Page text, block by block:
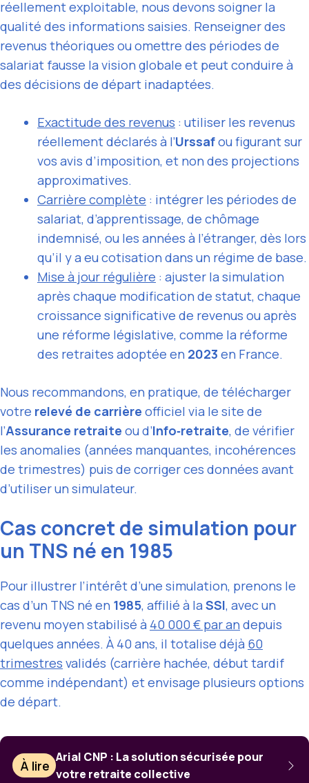
réellement exploitable, nous devons soigner la
qualité des informations saisies. Renseigner des
revenus théoriques ou omettre des périodes de
salariat fausse la vision globale et peut conduire à
des décisions de départ inadaptées.
Exactitude des revenus : utiliser les revenus
réellement déclarés à l’Urssafou figurant sur
vos avis d’imposition, et non des projections
approximatives.
Carrière complète : intégrer les périodes de
salariat, d’apprentissage, de chômage
indemnisé, ou les années à l’étranger, dès lors
qu’il y a eu cotisation dans un régime de base.
Mise à jour régulière : ajuster la simulation
après chaque modification de statut, chaque
croissance significative de revenus ou après
une réforme législative, comme la réforme
des retraites adoptée en 2023 en France.
Nous recommandons, en pratique, de télécharger
votre relevé de carrière officiel via le site de
l’Assurance retraite ou d’Info‑retraite, de vérifier
les anomalies (années manquantes, incohérences
de trimestres) puis de corriger ces données avant
d’utiliser un simulateur.
Cas concret de simulation pour
un TNS né en 1985
Pour illustrer l’intérêt d’une simulation, prenons le
cas d’un TNS né en 1985, affilié à la SSI, avec un
revenu moyen stabilisé à 40 000 € par an depuis
quelques années. À 40 ans, il totalise déjà 60
trimestres validés (carrière hachée, début tardif
comme indépendant) et envisage plusieurs options
de départ.
À lire
Arial CNP : La solution sécurisée pour
votre retraite collective